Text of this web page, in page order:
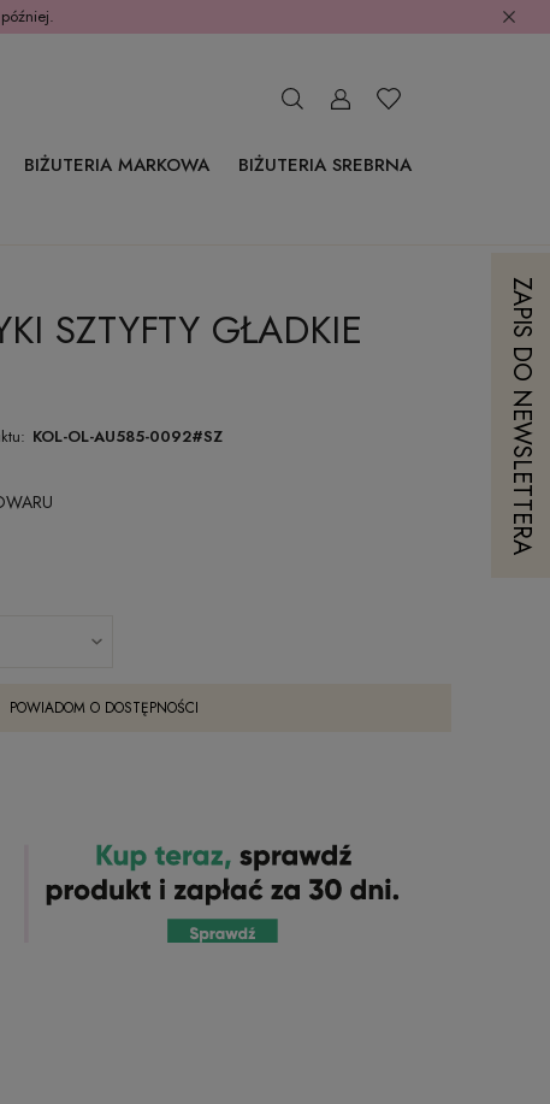
BIŻUTERIA MARKOWA
BIŻUTERIA SREBRNA
SZTYFTY GŁADKIE
KOL-OL-AU585-0092#SZ
POWIADOM O DOSTĘPNOŚCI
ZAPIS DO NEWSLETTERA